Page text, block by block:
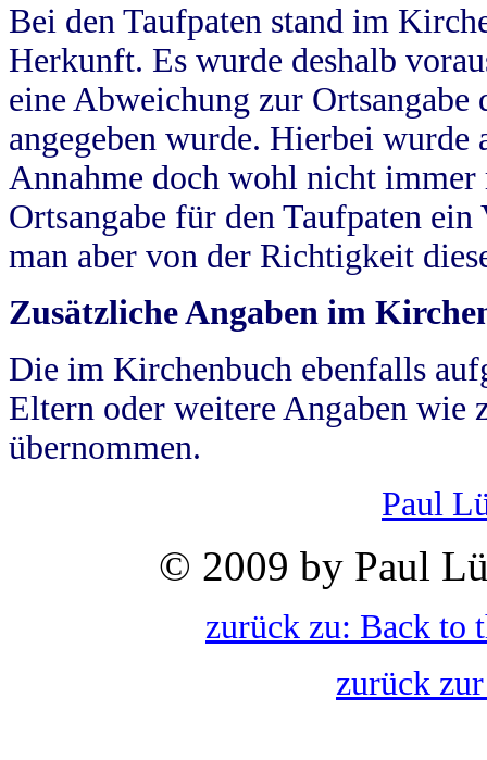
Bei den Taufpaten stand im
Herkunft. Es wurde deshalb
eine Abweichung zur
angegeben wurde. Hierbei wurde
Annahme doch wohl nicht
Ortsangabe für den Taufpaten
man aber von der Richtigkeit
Zusätzliche Angaben im
Die im Kirchenbuch ebenfalls
Eltern oder weitere Angaben wie
übernommen.
Paul
© 2009 by Paul
zurück zu: Back to
zurück